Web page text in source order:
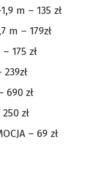
m – 135 zł
m – 179zł
175 zł
690 zł
zł
– 69 zł